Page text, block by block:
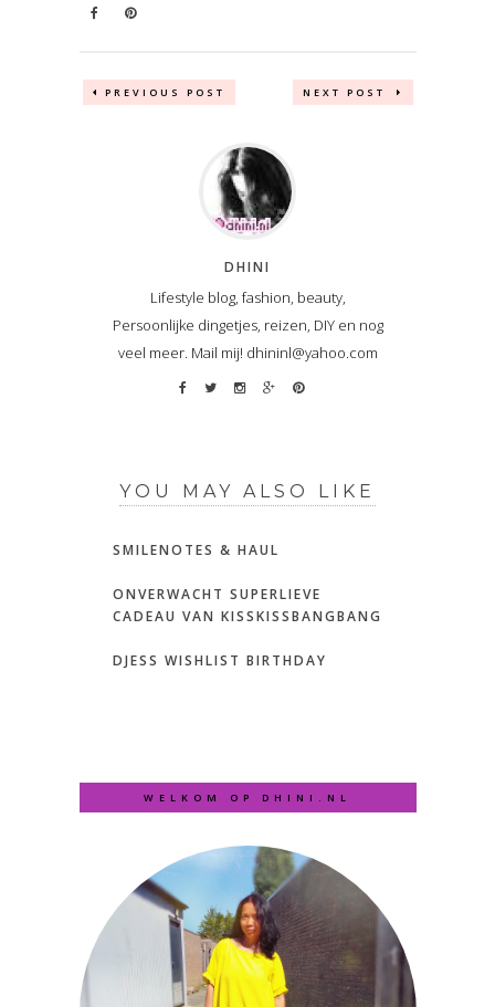
PREVIOUS POST NEXT POST
DHINI
Lifestyle blog, fashion, beauty,
Persoonlijke dingetjes, reizen, DIY en nog
veel meer. Mail mij! dhininl@yahoo.com
YOU MAY ALSO LIKE
SMILENOTES & HAUL
ONVERWACHT SUPERLIEVE
CADEAU VAN KISSKISSBANGBANG
DJESS WISHLIST BIRTHDAY
WELKOM OP DHINI.NL